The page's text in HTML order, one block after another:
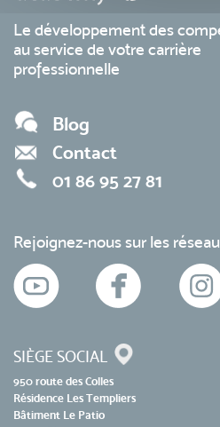
Le développement des
au service de votre carrière
professionnelle
Blog
Contact
01 86 95 27 81
Rejoignez-nous sur les
SIÈGE SOCIAL
950 route des Colles
Résidence Les Templiers
Bâtiment Le Patio